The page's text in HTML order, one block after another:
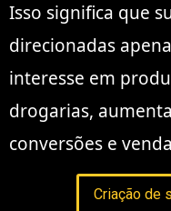
Isso significa que
direcionadas
interesse em
drogarias,
conversões e
Criação de